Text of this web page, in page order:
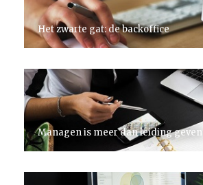
Het zwarte gat: de backoffice
Managen is meer dan leiding geven